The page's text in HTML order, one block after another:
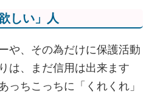
しい」人
や、その為だけに保護活動
は、まだ信用は出来ます
っちこっちに「くれくれ」